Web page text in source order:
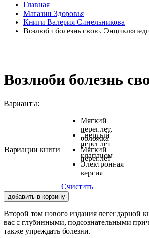
Главная
Магазин Здоровья
Книги Валерия Синельникова
Возлюби болезнь свою.
Возлюби болезнь
Варианты:
Вариации книги
Мягкий
переплёт,
обложка
с
клапаном
Твердый
переплет
Мягкий
переплет
Электронная
версия
Очистить
добавить в корзину
Второй том нового издания легендарной
вас с глубинными, подсознательными
также упреждать болезни.